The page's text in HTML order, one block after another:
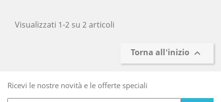
Visualizzati 1-2 su 2 articoli
Torna all'inizio 
Ricevi le nostre novità e le offerte speciali